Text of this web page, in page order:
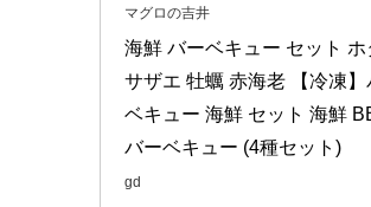
マグロの吉井
海鮮 バーベキュー セット ホ
サザエ 牡蠣 赤海老 【冷凍】
ベキュー 海鮮 セット 海鮮
バーベキュー (4種セット)
gd